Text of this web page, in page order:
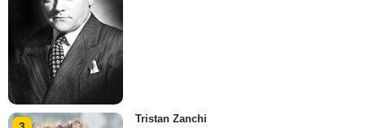
Tristan Zanchi